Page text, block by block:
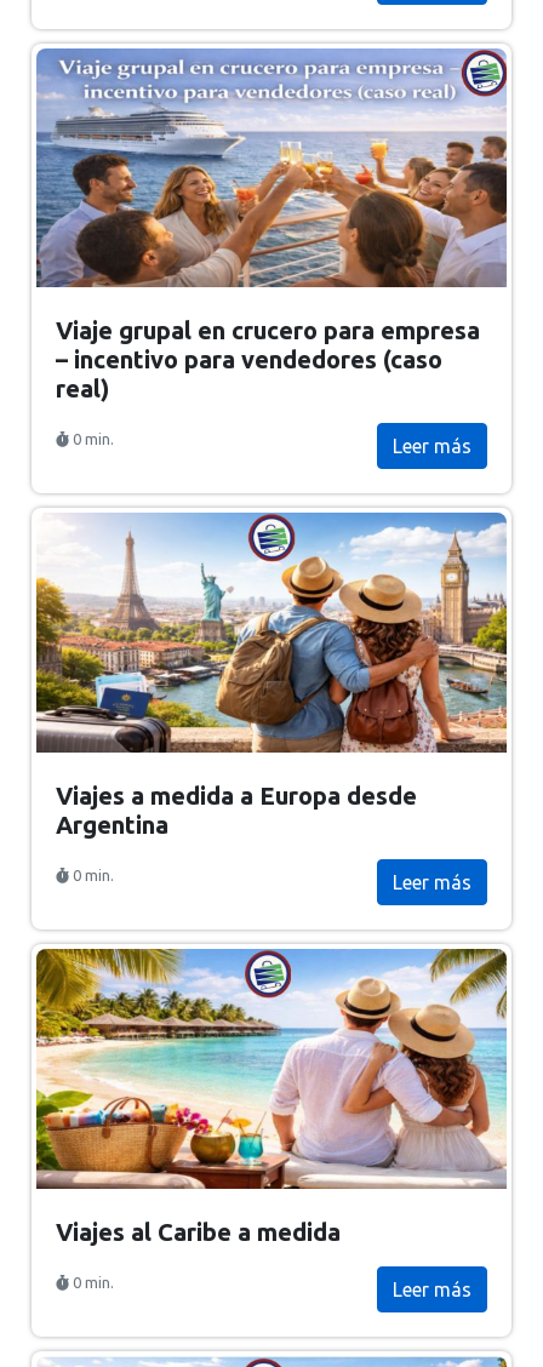
Viaje grupal en crucero para empresa
– incentivo para vendedores (caso
real)
0 min. Leer más
Viajes a medida a Europa desde
Argentina
0 min. Leer más
Viajes al Caribe a medida
0 min. Leer más